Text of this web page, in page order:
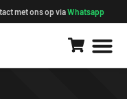
met ons op viaWhatsapp